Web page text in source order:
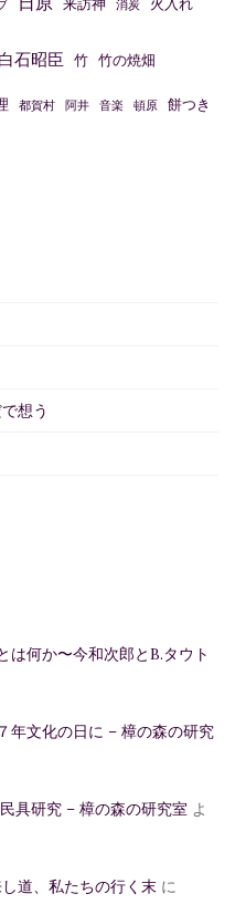
来訪神 消炭 火入れ
白石昭臣 竹 竹の焼畑
都賀村 阿井 音楽 頓原 餅つき
想う
は何か〜今和次郎とB.タウト
年文化の日に – 樟の森の研究
具研究 – 樟の森の研究室 よ
道、私たちの行く末 に